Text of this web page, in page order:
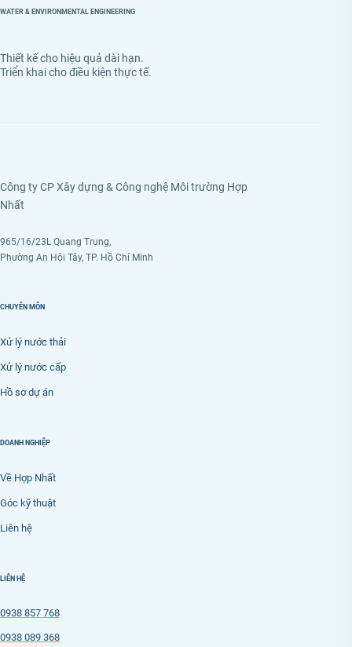
WATER & ENVIRONMENTAL ENGINEERING
Thiết kế cho hiệu quả dài hạn.
Triển khai cho điều kiện thực tế.
Công ty CP Xây dựng & Công nghệ Môi trường Hợp
Nhất
965/16/23L Quang Trung,
Phường An Hội Tây, TP. Hồ Chí Minh
CHUYÊN MÔN
Xử lý nước thải
Xử lý nước cấp
Hồ sơ dự án
DOANH NGHIỆP
Về Hợp Nhất
Góc kỹ thuật
Liên hệ
LIÊN HỆ
0938 857 768
0938 089 368